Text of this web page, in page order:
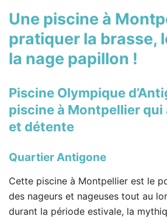
Une piscine à
pratiquer la brasse,
la nage papillon !
Piscine Olympique
piscine à Montpellier
et détente
Quartier Antigone
Cette piscine à Montpellier est le
des nageurs et nageuses tout au
durant la période estivale, la